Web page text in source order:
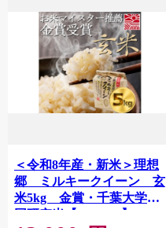
＜令和8年産・新米＞理想
郷 ミルキークイーン 玄
米5kg 金賞・千葉大学共
同研究米【1666858】